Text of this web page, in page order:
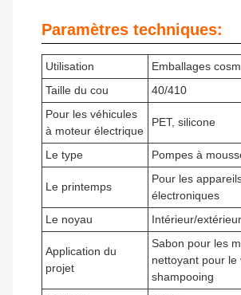
Paramètres techniques:
Utilisation
Emballages
Taille du cou
40/410
Pour les véhicules
à moteur électrique
PET, silicone
Le type Pompes à
Le printemps
Pour les
électroniques
Le noyau
Intérieur/extérieur
Application du
projet
Sabon pour les
nettoyant pour le
shampooing